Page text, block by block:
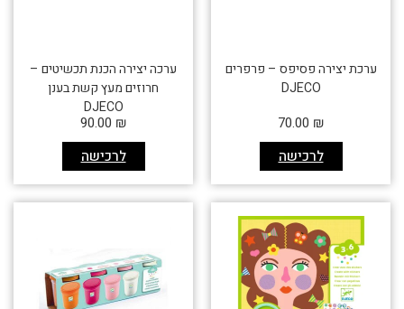
ערכת יצירה פסיפס – פרפרים
DJECO
לרכישה
70.00 ₪
ערכה יצירה הכנת תכשיטים –
חרוזים מעץ קשת בענן
DJECO
לרכישה
90.00 ₪